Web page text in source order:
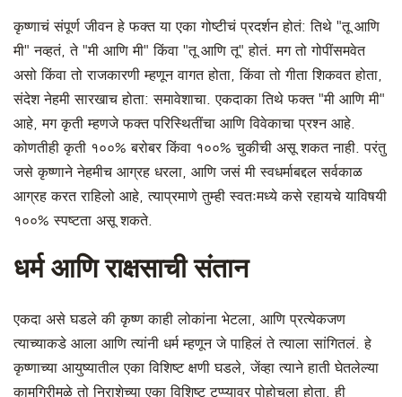
कृष्णाचं संपूर्ण जीवन हे फक्त या एका गोष्टीचं प्रदर्शन होतं: तिथे "तू आणि
मी" नव्हतं, ते "मी आणि मी" किंवा "तू आणि तू" होतं. मग तो गोपींसमवेत
असो किंवा तो राजकारणी म्हणून वागत होता, किंवा तो गीता शिकवत होता,
संदेश नेहमी सारखाच होता: समावेशाचा. एकदाका तिथे फक्त "मी आणि मी"
आहे, मग कृती म्हणजे फक्त परिस्थितींचा आणि विवेकाचा प्रश्न आहे.
कोणतीही कृती १००% बरोबर किंवा १००% चुकीची असू शकत नाही. परंतु
जसे कृष्णाने नेहमीच आग्रह धरला, आणि जसं मी स्वधर्माबद्दल सर्वकाळ
आग्रह करत राहिलो आहे, त्याप्रमाणे तुम्ही स्वतःमध्ये कसे रहायचे याविषयी
१००% स्पष्टता असू शकते.
धर्म आणि राक्षसाची संतान
एकदा असे घडले की कृष्ण काही लोकांना भेटला, आणि प्रत्येकजण
त्याच्याकडे आला आणि त्यांनी धर्म म्हणून जे पाहिलं ते त्याला सांगितलं. हे
कृष्णाच्या आयुष्यातील एका विशिष्ट क्षणी घडले, जेंव्हा त्याने हाती घेतलेल्या
कामगिरीमुळे तो निराशेच्या एका विशिष्ट टप्प्यावर पोहोचला होता. ही